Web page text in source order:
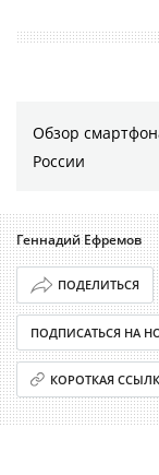
Обзор
России
Геннадий Ефремов
ПОДЕЛИТЬСЯ
ПОДПИСАТЬСЯ НА
КОРОТКАЯ